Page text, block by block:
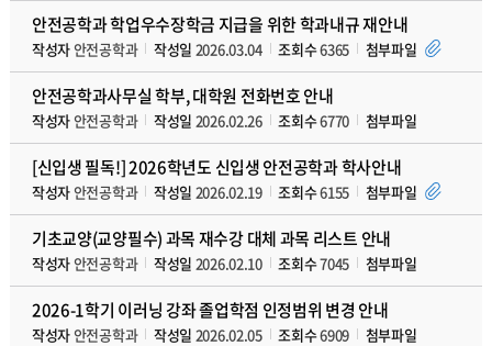
안전공학과 학업우수장학금 지급을 위한 학과내규 재안내
작성자안전공학과 작성일 2026.03.04 조회수6365 첨부파일
안전공학과사무실 학부, 대학원 전화번호 안내
작성자안전공학과 작성일 2026.02.26 조회수6770 첨부파일
[신입생 필독!] 2026학년도 신입생 안전공학과 학사안내
작성자안전공학과 작성일 2026.02.19 조회수6155 첨부파일
기초교양(교양필수) 과목 재수강 대체 과목 리스트 안내
작성자안전공학과 작성일 2026.02.10 조회수7045 첨부파일
2026-1학기 이러닝 강좌 졸업학점 인정범위 변경 안내
작성자안전공학과 작성일 2026.02.05 조회수6909 첨부파일